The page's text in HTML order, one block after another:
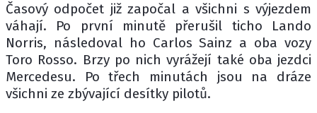
Časový odpočet již započal a všichni s výjezdem
váhají. Po první minutě přerušil ticho Lando
Norris, následoval ho Carlos Sainz a oba vozy
Toro Rosso. Brzy po nich vyrážejí také oba jezdci
Mercedesu. Po třech minutách jsou na dráze
všichni ze zbývající desítky pilotů.